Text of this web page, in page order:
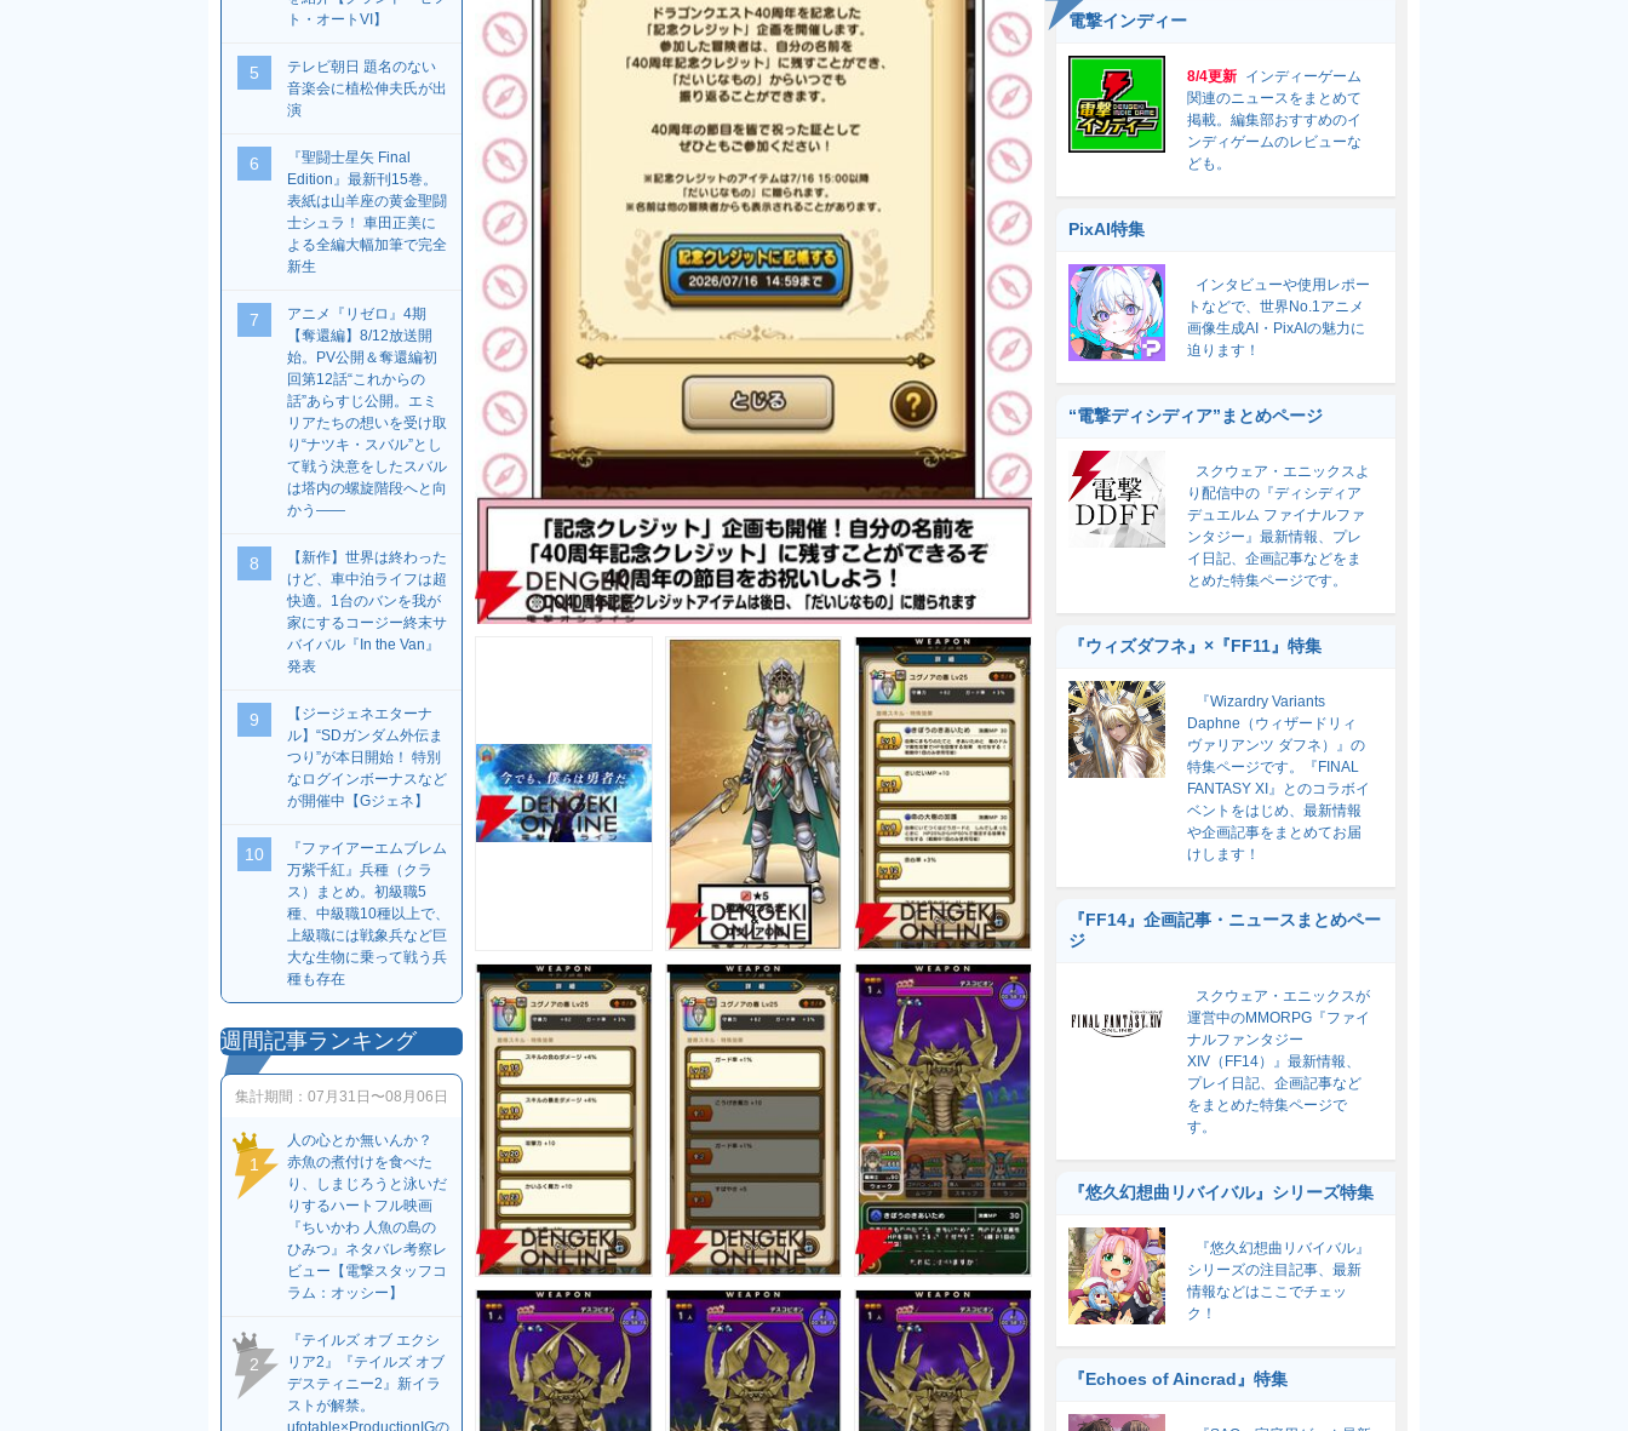
ト・オートVI】
5
テレビ朝日 題名のない
音楽会に植松伸夫氏が出
演
6
『聖闘士星矢 Final
Edition』最新刊15巻。
表紙は山羊座の黄金聖闘
士シュラ！ 車田正美に
よる全編大幅加筆で完全
新生
7
アニメ『リゼロ』4期
【奪還編】8/12放送開
始。PV公開＆奪還編初
回第12話“これからの
話”あらすじ公開。エミ
リアたちの想いを受け取
り“ナツキ・スバル”とし
て戦う決意をしたスバル
は塔内の螺旋階段へと向
かう――
8
【新作】世界は終わった
けど、車中泊ライフは超
快適。1台のバンを我が
家にするコージー終末サ
バイバル『In the Van』
発表
9
【ジージェネエターナ
ル】“SDガンダム外伝ま
つり”が本日開始！ 特別
なログインボーナスなど
が開催中【Gジェネ】
10
『ファイアーエムブレム
万紫千紅』兵種（クラ
ス）まとめ。初級職5
種、中級職10種以上で、
上級職には戦象兵など巨
大な生物に乗って戦う兵
種も存在
週間記事ランキング
集計期間： 07月31日〜08月06日
1
人の心とか無いんか？
赤魚の煮付けを食べた
り、しまじろうと泳いだ
りするハートフル映画
『ちいかわ 人魚の島の
ひみつ』ネタバレ考察レ
ビュー【電撃スタッフコ
ラム：オッシー】
2
『テイルズ オブ エクシ
リア2』『テイルズ オブ
デスティニー2』新イラ
ストが解禁。
ufotable×ProductionIGの
電撃インディー
8/4更新 インディーゲーム
関連のニュースをまとめて
掲載。編集部おすすめのイ
ンディゲームのレビューな
ども。
PixAI特集
インタビューや使用レポー
トなどで、世界No.1アニメ
画像生成AI・PixAIの魅力に
迫ります！
“電撃ディシディア”まとめページ
スクウェア・エニックスよ
り配信中の『ディシディア
デュエルム ファイナルファ
ンタジー』最新情報、プレ
イ日記、企画記事などをま
とめた特集ページです。
『ウィズダフネ』×『FF11』特集
『Wizardry Variants
Daphne（ウィザードリィ
ヴァリアンツ ダフネ）』の
特集ページです。『FINAL
FANTASY XI』とのコラボイ
ベントをはじめ、最新情報
や企画記事をまとめてお届
けします！
『FF14』企画記事・ニュースまとめペー
ジ
スクウェア・エニックスが
運営中のMMORPG『ファイ
ナルファンタジー
XIV（FF14）』最新情報、
プレイ日記、企画記事など
をまとめた特集ページで
す。
『悠久幻想曲リバイバル』シリーズ特集
『悠久幻想曲リバイバル』
シリーズの注目記事、最新
情報などはここでチェッ
ク！
『Echoes of Aincrad』特集